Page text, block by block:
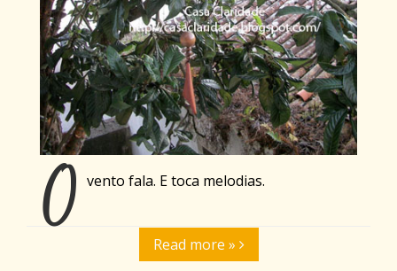
O vento fala. E toca melodias.
Read more »